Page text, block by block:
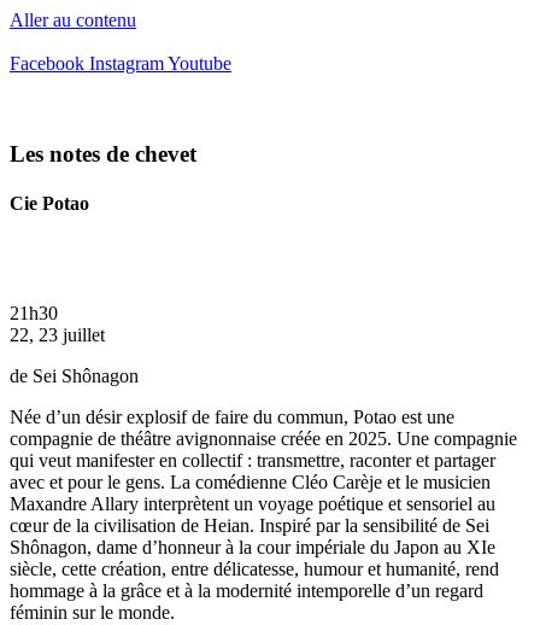
Aller au contenu
Facebook InstagramYoutube
Les notes de chevet
Cie Potao
21h30
22, 23 juillet
de Sei Shônagon
Née d’un désir explosif de faire du commun, Potao est une
compagnie de théâtre avignonnaise créée en 2025. Une compagnie
qui veut manifester en collectif : transmettre, raconter et partager
avec et pour le gens. La comédienne Cléo Carèje et le musicien
Maxandre Allary interprètent un voyage poétique et sensoriel au
cœur de la civilisation de Heian. Inspiré par la sensibilité de Sei
Shônagon, dame d’honneur à la cour impériale du Japon au XIe
siècle, cette création, entre délicatesse, humour et humanité, rend
hommage à la grâce et à la modernité intemporelle d’un regard
féminin sur le monde.